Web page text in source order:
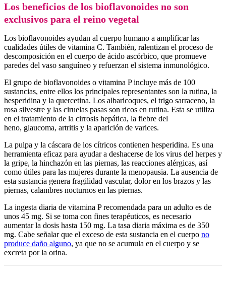
Los beneficios de los bioflavonoides no son
exclusivos para el reino vegetal
Los bioflavonoides ayudan al cuerpo humano a amplificar las
cualidades útiles de vitamina C. También, ralentizan el proceso de
descomposición en el cuerpo de ácido ascórbico, que promueve
paredes del vaso sanguíneo y refuerzan el sistema inmunológico.
El grupo de bioflavonoides o vitamina P incluye más de 100
sustancias, entre ellos los principales representantes son la rutina, la
hesperidina y la quercetina. Los albaricoques, el trigo sarraceno, la
rosa silvestre y las ciruelas pasas son ricos en rutina. Esta se utiliza
en el tratamiento de la cirrosis hepática, la fiebre del
heno, glaucoma, artritis y la aparición de varices.
La pulpa y la cáscara de los cítricos contienen hesperidina. Es una
herramienta eficaz para ayudar a deshacerse de los virus del herpes y
la gripe, la hinchazón en las piernas, las reacciones alérgicas, así
como útiles para las mujeres durante la menopausia. La ausencia de
esta sustancia genera fragilidad vascular, dolor en los brazos y las
piernas, calambres nocturnos en las piernas.
La ingesta diaria de vitamina P recomendada para un adulto es de
unos 45 mg. Si se toma con fines terapéuticos, es necesario
aumentar la dosis hasta 150 mg. La tasa diaria máxima es de 350
mg. Cabe señalar que el exceso de esta sustancia en el cuerpo no
produce daño alguno, ya que no se acumula en el cuerpo y se
excreta por la orina.